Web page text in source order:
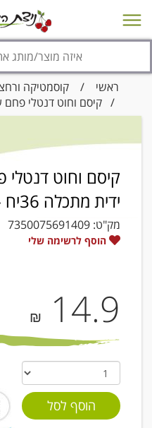
מבצעים סניפים
ראשי /קוסמטיקה
/ קיסם וחוט דנטלי פחם עם ידית
קיסם וחוט
ידית מתכלה 36יח - האמבל
מק"ט: 7350075691409
הוסף לרשימה שלי
14.9
₪